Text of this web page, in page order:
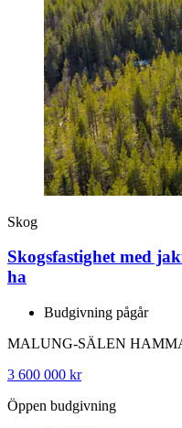
Skog
Skogsfastighet med
ha
Budgivning pågår
MALUNG-SÄLEN
3 600 000 kr
Öppen budgivning